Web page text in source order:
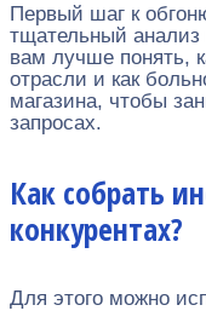
Первый шаг к
тщательный анализ
вам лучше понять,
отрасли и как
магазина, чтобы
запросах.
Как собрать
конкурентах?
Для этого можно